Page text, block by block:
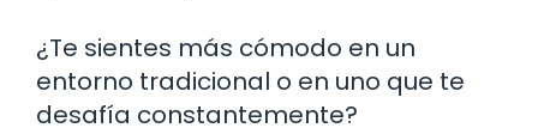
¿Te sientes más cómodo en un
entorno tradicional o en uno que te
desafía constantemente?